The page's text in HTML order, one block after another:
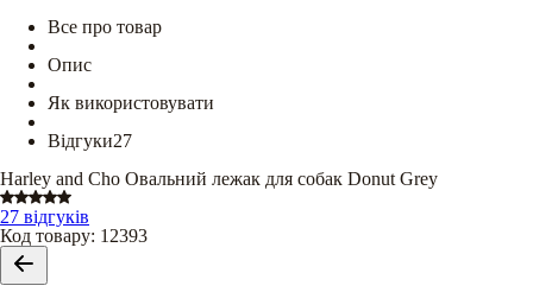
Все про товар
Опис
Як використовувати
Відгуки27
Harley and Cho Овальний лежак для собак Donut Grey
27 відгуків
Код товару: 12393